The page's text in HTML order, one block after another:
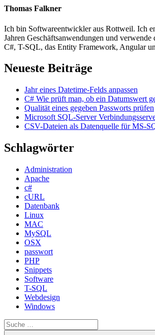
Thomas Falkner
Ich bin Softwareentwickler aus Rottweil. Ich
Jahren Geschäftsanwendungen und verwende
C#, T-SQL, das Entity Framework, Angular
Neueste Beiträge
Jahr eines Datetime-Felds anpassen
C# Wie prüft man, ob ein Datumswert
Qualität eines gegeben Passworts prüfen
Microsoft SQL-Server
CSV-Dateien als Datenquelle für MS-
Schlagwörter
Administration
Apache
c#
cURL
Datenbank
Linux
MAC
MySQL
OSX
passwort
PHP
Snippets
Software
T-SQL
Webdesign
Windows
Suche
nach: